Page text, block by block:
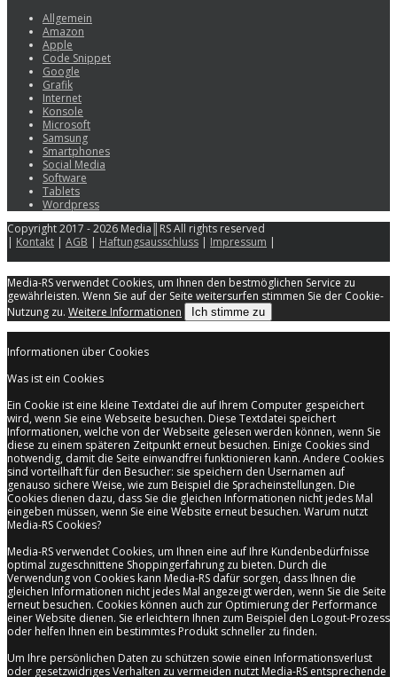
Allgemein
Amazon
Apple
Code Snippet
Google
Grafik
Internet
Konsole
Microsoft
Samsung
Smartphones
Social Media
Software
Tablets
Wordpress
Copyright 2017 - 2026 Media║RS All rights reserved
| Kontakt | AGB | Haftungsausschluss | Impressum |
Media-RS verwendet Cookies, um Ihnen den bestmöglichen Service zu
gewährleisten. Wenn Sie auf der Seite weitersurfen stimmen Sie der Cookie-
Nutzung zu. Weitere Informationen Ich stimme zu
Informationen über Cookies
Was ist ein Cookies
Ein Cookie ist eine kleine Textdatei die auf Ihrem Computer gespeichert
wird, wenn Sie eine Webseite besuchen. Diese Textdatei speichert
Informationen, welche von der Webseite gelesen werden können, wenn Sie
diese zu einem späteren Zeitpunkt erneut besuchen. Einige Cookies sind
notwendig, damit die Seite einwandfrei funktionieren kann. Andere Cookies
sind vorteilhaft für den Besucher: sie speichern den Usernamen auf
genauso sichere Weise, wie zum Beispiel die Spracheinstellungen. Die
Cookies dienen dazu, dass Sie die gleichen Informationen nicht jedes Mal
eingeben müssen, wenn Sie eine Website erneut besuchen. Warum nutzt
Media-RS Cookies?
Media-RS verwendet Cookies, um Ihnen eine auf Ihre Kundenbedürfnisse
optimal zugeschnittene Shoppingerfahrung zu bieten. Durch die
Verwendung von Cookies kann Media-RS dafür sorgen, dass Ihnen die
gleichen Informationen nicht jedes Mal angezeigt werden, wenn Sie die Seite
erneut besuchen. Cookies können auch zur Optimierung der Performance
einer Website dienen. Sie erleichtern Ihnen zum Beispiel den Logout-Prozess
oder helfen Ihnen ein bestimmtes Produkt schneller zu finden.
Um Ihre persönlichen Daten zu schützen sowie einen Informationsverlust
oder gesetzwidriges Verhalten zu vermeiden nutzt Media-RS entsprechende